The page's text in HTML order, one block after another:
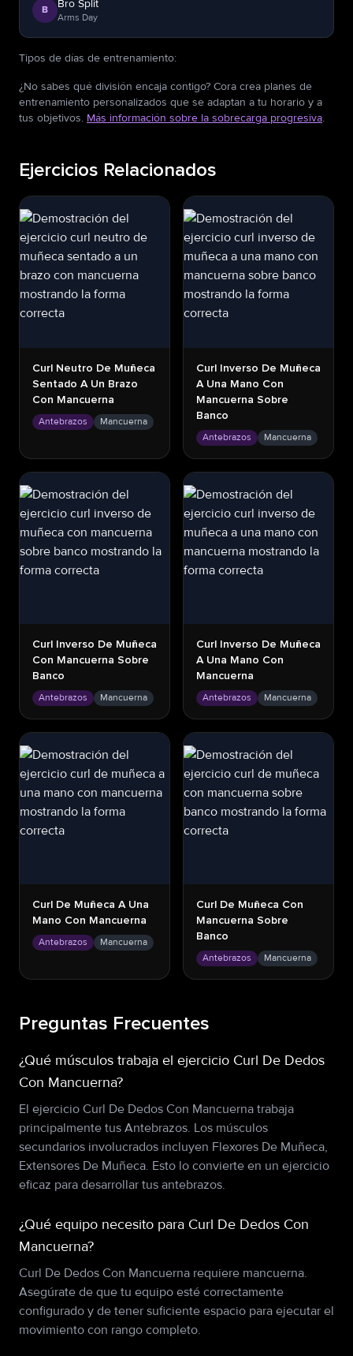
B Bro Split
Arms Day
Tipos de días de entrenamiento:
¿No sabes qué división encaja contigo? Cora crea planes de
entrenamiento personalizados que se adaptan a tu horario y a
tus objetivos. Más información sobre la sobrecarga progresiva.
Ejercicios Relacionados
Curl Neutro De Muñeca
Sentado A Un Brazo
Con Mancuerna
Antebrazos Mancuerna
Curl Inverso De Muñeca
A Una Mano Con
Mancuerna Sobre
Banco
Antebrazos Mancuerna
Curl Inverso De Muñeca
Con Mancuerna Sobre
Banco
Antebrazos Mancuerna
Curl Inverso De Muñeca
A Una Mano Con
Mancuerna
Antebrazos Mancuerna
Curl De Muñeca A Una
Mano Con Mancuerna
Antebrazos Mancuerna
Curl De Muñeca Con
Mancuerna Sobre
Banco
Antebrazos Mancuerna
Preguntas Frecuentes
¿Qué músculos trabaja el ejercicio Curl De Dedos
Con Mancuerna?
El ejercicio Curl De Dedos Con Mancuerna trabaja
principalmente tus Antebrazos. Los músculos
secundarios involucrados incluyen Flexores De Muñeca,
Extensores De Muñeca. Esto lo convierte en un ejercicio
eficaz para desarrollar tus antebrazos.
¿Qué equipo necesito para Curl De Dedos Con
Mancuerna?
Curl De Dedos Con Mancuerna requiere mancuerna.
Asegúrate de que tu equipo esté correctamente
configurado y de tener suficiente espacio para ejecutar el
movimiento con rango completo.